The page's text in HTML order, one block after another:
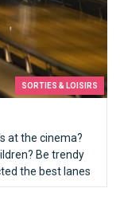
SORTIES & LOISIRS
at the cinema?
Be trendy
the best lanes